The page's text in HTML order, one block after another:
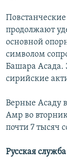
продолжают
основной
символом
Башара
сирийские
Верные Асаду
Амр во
почти 7 тысяч
Русская